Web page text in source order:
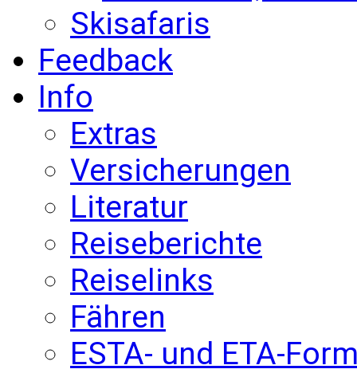
Skisafaris
Feedback
Info
Extras
Versicherungen
Literatur
Reiseberichte
Reiselinks
Fähren
ESTA- und ETA-